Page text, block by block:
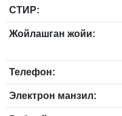
СТИР:
Жойлашган жойи:
Телефон:
Электрон манзил: